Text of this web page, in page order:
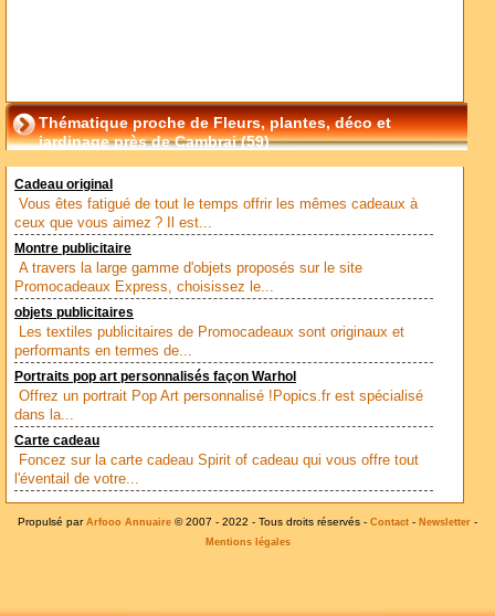
Thématique proche de Fleurs, plantes, déco et
jardinage près de Cambrai (59)
Cadeau original
Vous êtes fatigué de tout le temps offrir les mêmes cadeaux à
ceux que vous aimez ? Il est...
Montre publicitaire
A travers la large gamme d'objets proposés sur le site
Promocadeaux Express, choisissez le...
objets publicitaires
Les textiles publicitaires de Promocadeaux sont originaux et
performants en termes de...
Portraits pop art personnalisés façon Warhol
Offrez un portrait Pop Art personnalisé !Popics.fr est spécialisé
dans la...
Carte cadeau
Foncez sur la carte cadeau Spirit of cadeau qui vous offre tout
l'éventail de votre...
Propulsé par Arfooo Annuaire © 2007 - 2022 - Tous droits réservés - Contact - Newsletter -
Mentions légales